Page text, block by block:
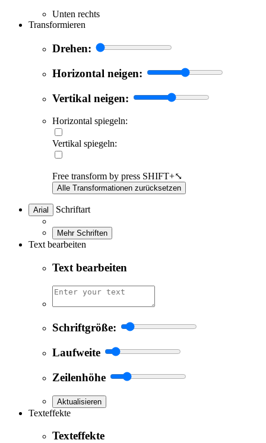
Unten rechts
Transformieren
Drehen:
Horizontal neigen:
Vertikal neigen:
Horizontal spiegeln:
Vertikal spiegeln:
Free transform by press SHIFT+⤡
Alle Transformationen zurücksetzen
Arial Schriftart
Mehr Schriften
Text bearbeiten
Text bearbeiten
Schriftgröße:
Laufweite
Zeilenhöhe
Aktualisieren
Texteffekte
Texteffekte